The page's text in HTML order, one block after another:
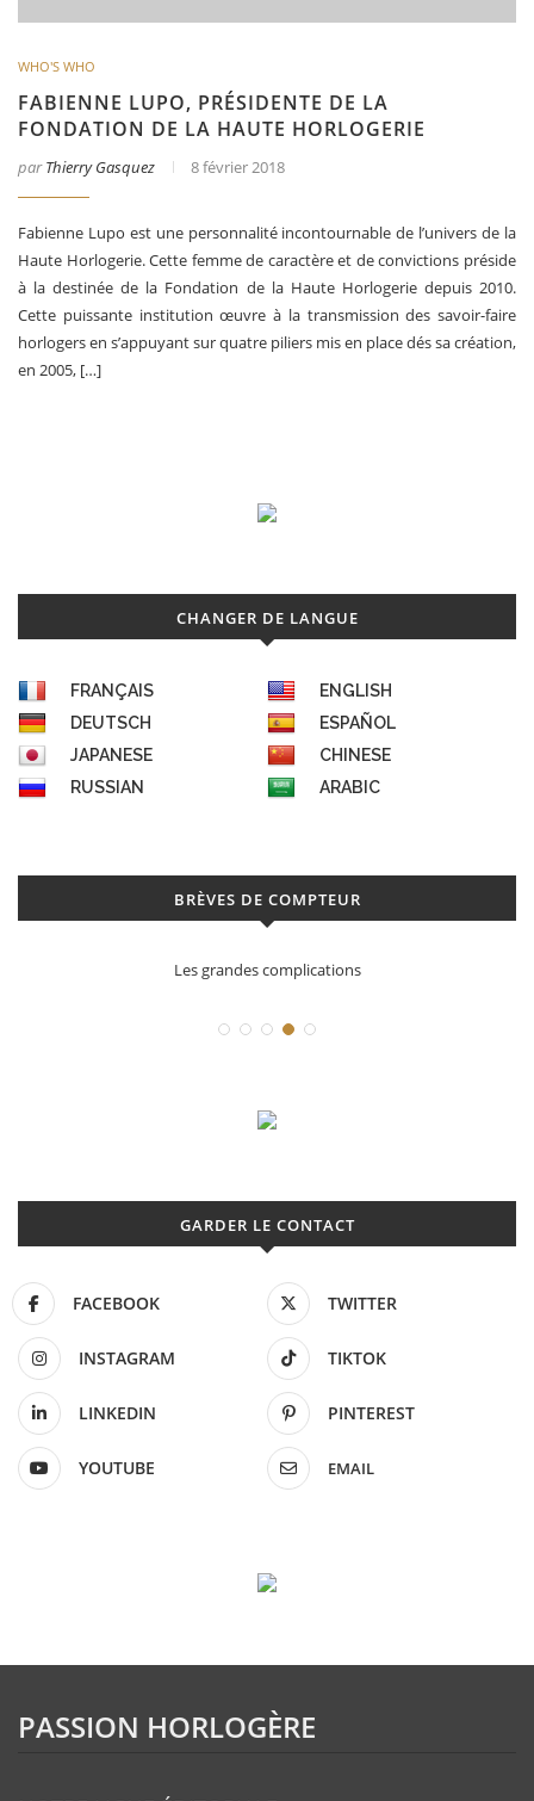
WHO'S WHO
FABIENNE LUPO, PRÉSIDENTE DE LA
FONDATION DE LA HAUTE HORLOGERIE
parThierry Gasquez 8 février 2018
Fabienne Lupo est une personnalité incontournable de l’univers de la
Haute Horlogerie. Cette femme de caractère et de convictions préside
à la destinée de la Fondation de la Haute Horlogerie depuis 2010.
Cette puissante institution œuvre à la transmission des savoir-faire
horlogers en s’appuyant sur quatre piliers mis en place dés sa création,
en 2005, […]
CHANGER DE LANGUE
FRANÇAIS
ENGLISH
DEUTSCH
ESPAÑOL
JAPANESE
CHINESE
RUSSIAN
ARABIC
BRÈVES DE COMPTEUR
Les grandes complications
GARDER LE CONTACT
FACEBOOK TWITTER
INSTAGRAM TIKTOK
LINKEDIN PINTEREST
YOUTUBE EMAIL
PASSION HORLOGÈRE